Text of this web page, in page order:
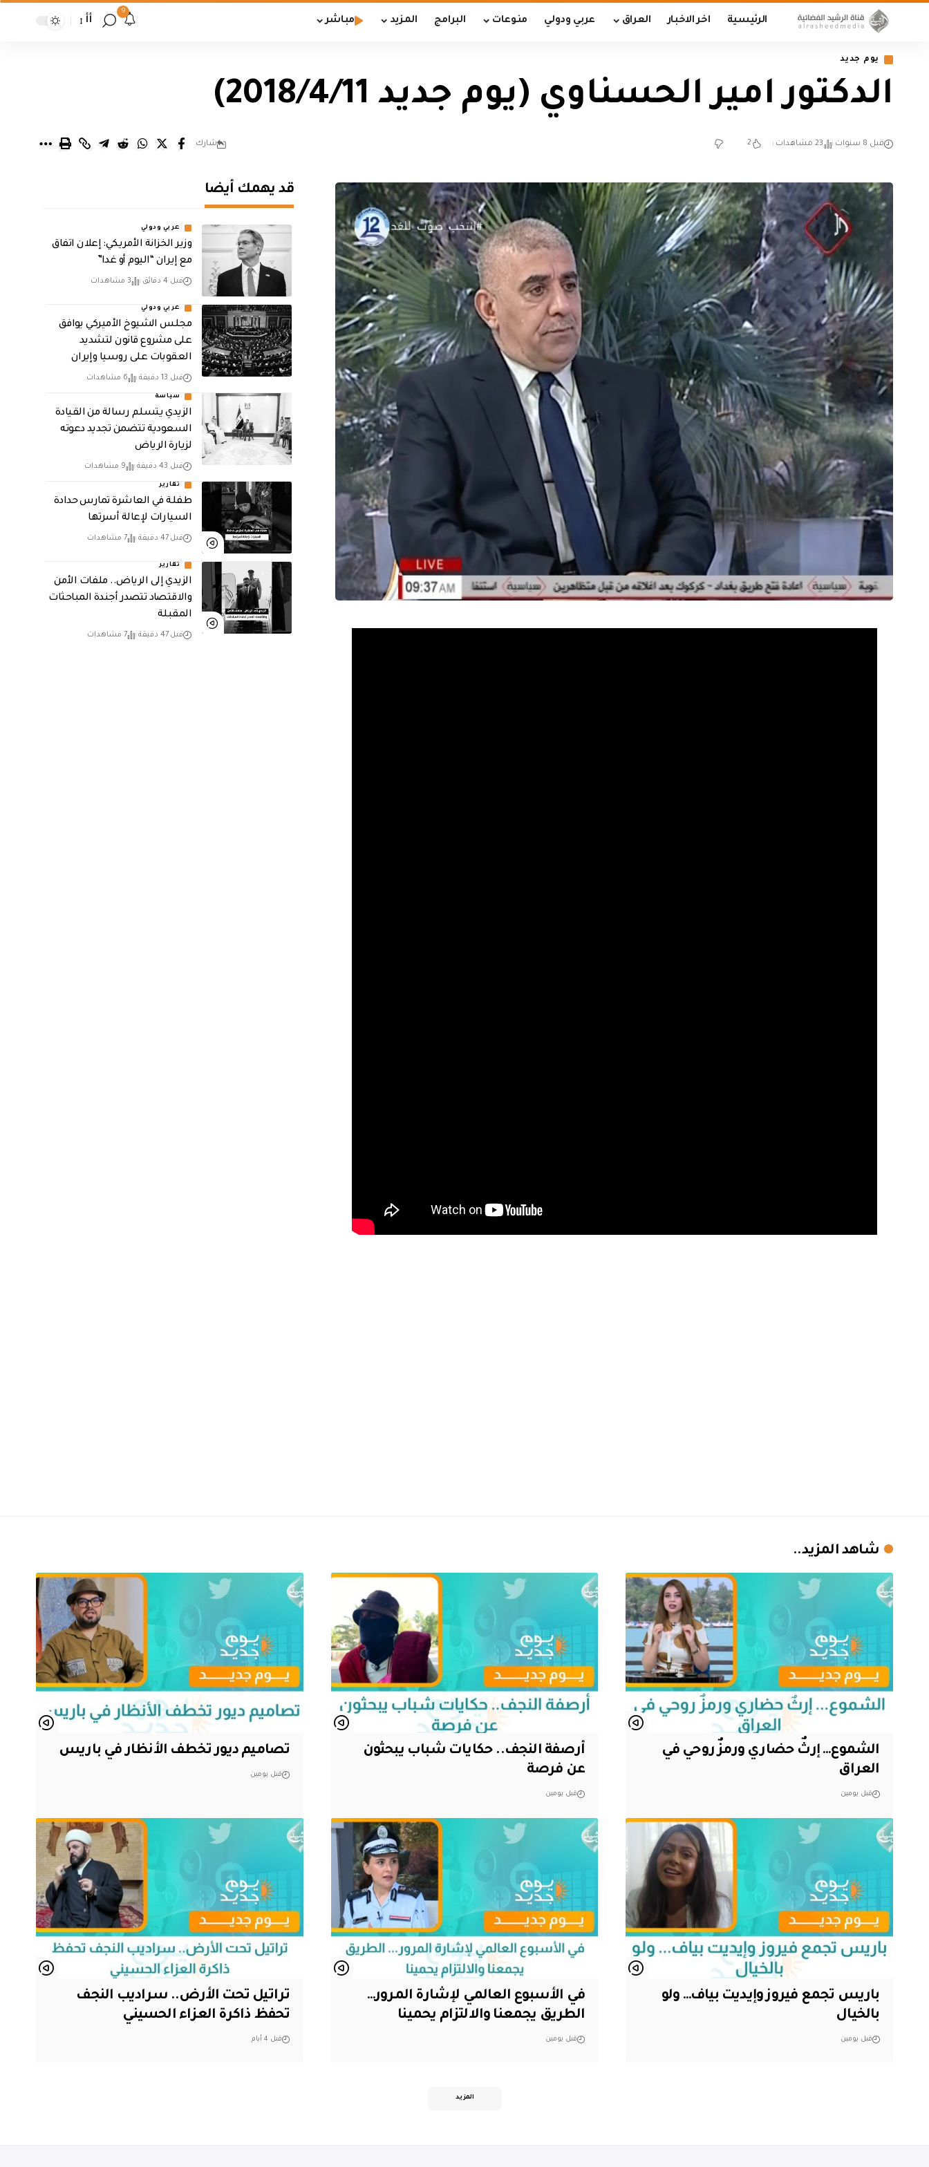
الرئيسية اخر الاخبار العراق عربي ودولي منوعات البرامج المزيد مباشر
9
أأ
يوم جديد
الدكتور امير الحسناوي (يوم جديد 2018/4/11)
قبل 8 سنوات 23 مشاهدات 2 شارك
قد يهمك أيضا
عربي ودولي
وزير الخزانة الأمريكي: إعلان اتفاق
مع إيران “اليوم أو غدا”
قبل 4 دقائق 3 مشاهدات
عربي ودولي
مجلس الشيوخ الأميركي يوافق
على مشروع قانون لتشديد
العقوبات على روسيا وإيران
قبل 13 دقيقة 6 مشاهدات
سياسة
الزيدي يتسلم رسالة من القيادة
السعودية تتضمن تجديد دعوته
لزيارة الرياض
قبل 43 دقيقة 9 مشاهدات
تقارير
طفلة في العاشرة تمارس حدادة
السيارات لإعالة أسرتها
قبل 47 دقيقة 7 مشاهدات
تقارير
الزيدي إلى الرياض.. ملفات الأمن
والاقتصاد تتصدر أجندة المباحثات
المقبلة
قبل 47 دقيقة 7 مشاهدات
شاهد المزيد..
الشموع… إرثٌ حضاري ورمزٌ روحي في
العراق
قبل يومين
أرصفة النجف.. حكايات شباب يبحثون
عن فرصة
قبل يومين
تصاميم ديور تخطف الأنظار في باريس
قبل يومين
باريس تجمع فيروز وإيديت بياف… ولو
بالخيال
قبل يومين
في الأسبوع العالمي لإشارة المرور…
الطريق يجمعنا والالتزام يحمينا
قبل يومين
تراتيل تحت الأرض.. سراديب النجف
تحفظ ذاكرة العزاء الحسيني
قبل 4 أيام
المزيد